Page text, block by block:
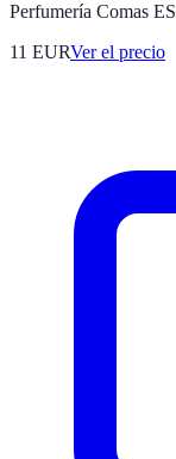
Perfumería Comas ES
11 EURVer el precio